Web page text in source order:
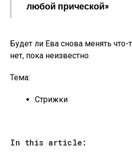
любой прической»
Будет ли Ева снова менять
нет, пока неизвестно.
Тема:
Стрижки
In this article: